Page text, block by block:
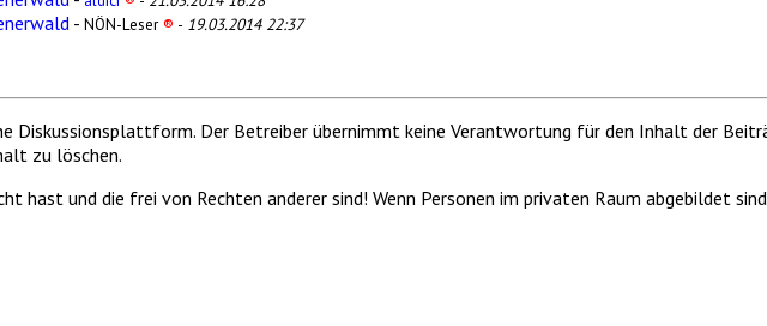
- NÖN-Leser® - 19.03.2014 22:37
Diskussionsplattform. Der Betreiber übernimmt keine Verantwortung für den Inhalt der
zu löschen.
hast und die frei von Rechten anderer sind! Wenn Personen im privaten Raum abgebildet